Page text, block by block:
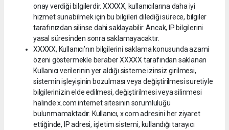
onay verdiği bilgilerdir. XXXXX, kullanıcılarına daha iyi
hizmet sunabilmek için bu bilgileri dilediği sürece, bilgiler
tarafınızdan silinse dahi saklayabilir. Ancak, IP bilgilerini
yasal süresinden sonra saklamayacaktır.
XXXXX, Kullanıcı’nın bilgilerini saklama konusunda azami
özeni göstermekle beraber XXXXX tarafından saklanan
Kullanıcı verilerinin yer aldığı sisteme izinsiz girilmesi,
sistemin işleyişinin bozulması veya değiştirilmesi suretiyle
bilgilerinizin elde edilmesi, değiştirilmesi veya silinmesi
halinde x.com internet sitesinin sorumluluğu
bulunmamaktadır. Kullanıcı, x.com adresini her ziyaret
ettiğinde, IP adresi, işletim sistemi, kullandığı tarayıcı